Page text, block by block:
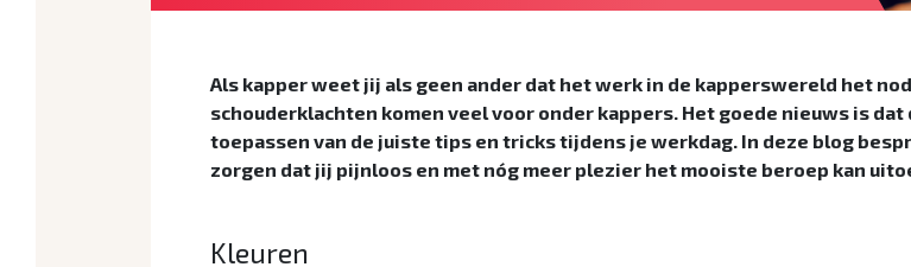
Als kapper weet jij als geen ander dat het werk in de kapperswereld het
schouderklachten komen veel voor onder kappers. Het goede nieuws is
toepassen van de juiste tips en tricks tijdens je werkdag. In deze blog
zorgen dat jij pijnloos en met nóg meer plezier het mooiste beroep kan
Kleuren